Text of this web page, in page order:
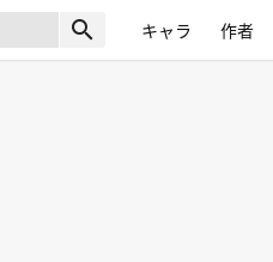
search キャラ 作者